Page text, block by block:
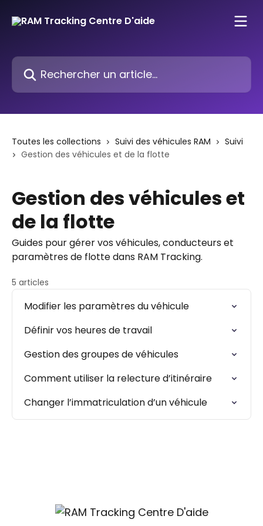
Rechercher un article...
Toutes les collections Suivi des véhicules RAM
Suivi
Gestion des véhicules et de la flotte
Gestion des véhicules et
de la flotte
Guides pour gérer vos véhicules, conducteurs et
paramètres de flotte dans RAM Tracking.
5 articles
Modifier les paramètres du véhicule
Définir vos heures de travail
Gestion des groupes de véhicules
Comment utiliser la relecture d’itinéraire
Changer l’immatriculation d’un véhicule